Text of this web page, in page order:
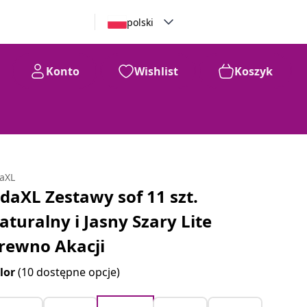
polski
Konto Wishlist Koszyk
Zestawy sof 11 szt.
i Jasny Szary Lite
Akacji
(10 dostępne opcje)